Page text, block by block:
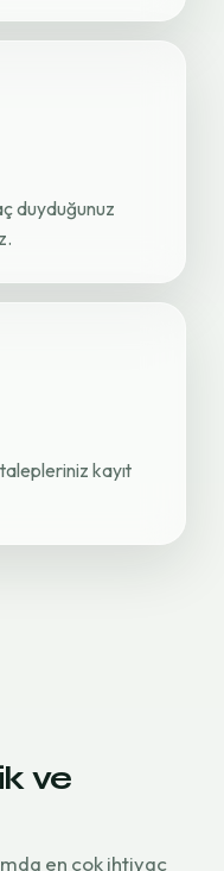
duyduğunuz
kayıt
ve
en çok ihtiyaç